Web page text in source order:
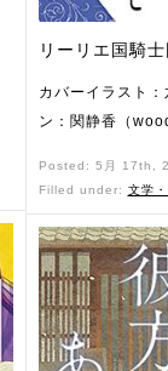
リーリエ国騎
カバーイラスト
ン：関静香（
Posted: 5月 17th,
Filled under: 文学